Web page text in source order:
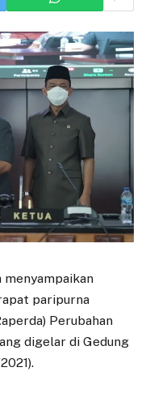
menyampaikan
paripurna
Perubahan
digelar di Gedung